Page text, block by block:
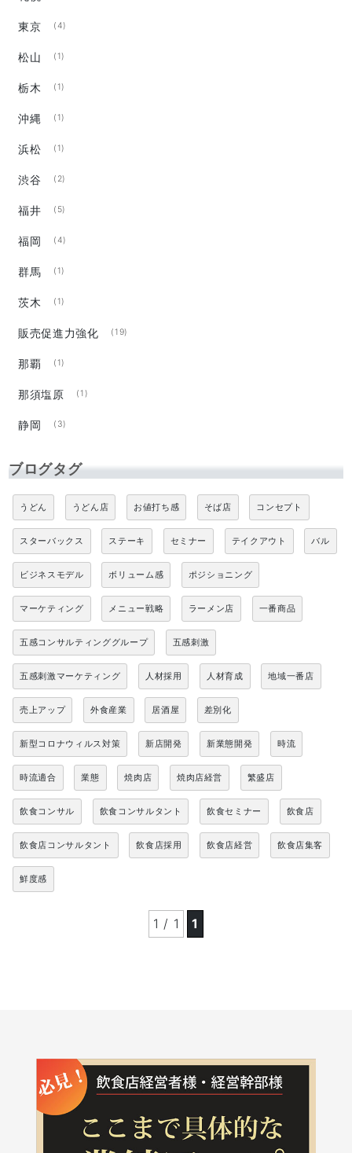
東京 (4)
松山 (1)
栃木 (1)
沖縄 (1)
浜松 (1)
渋谷 (2)
福井 (5)
福岡 (4)
群馬 (1)
茨木 (1)
販売促進力強化 (19)
那覇 (1)
那須塩原 (1)
静岡 (3)
ブログタグ
うどん うどん店 お値打ち感 そば店 コンセプト
スターバックス ステーキ セミナー テイクアウト バル
ビジネスモデル ボリューム感 ポジショニング
マーケティング メニュー戦略 ラーメン店 一番商品
五感コンサルティンググループ 五感刺激
五感刺激マーケティング 人材採用 人材育成 地域一番店
売上アップ 外食産業 居酒屋 差別化
新型コロナウィルス対策 新店開発 新業態開発 時流
時流適合 業態 焼肉店 焼肉店経営 繁盛店
飲食コンサル 飲食コンサルタント 飲食セミナー 飲食店
飲食店コンサルタント 飲食店採用 飲食店経営 飲食店集客
鮮度感
1 / 1 1